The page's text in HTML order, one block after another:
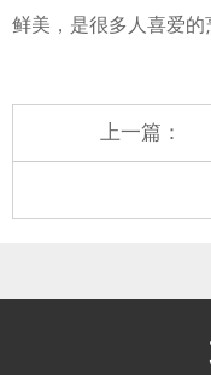
鲜美，是很多人喜爱的
上一篇：